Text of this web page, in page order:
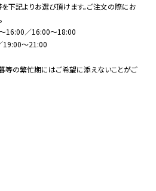
下記よりお選び頂けます。ご注文の際にお
16:00／16:00～18:00
19:00～21:00
等の繁忙期にはご希望に添えないことがご